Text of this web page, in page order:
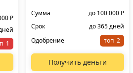
₽
Сумма
до 100 000 ₽
Срок
до 365 дней
Одобрение
топ
Получить деньги